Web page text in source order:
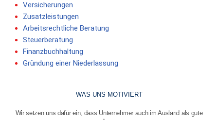
Versicherungen
Zusatzleistungen
Arbeitsrechtliche Beratung
Steuerberatung
Finanzbuchhaltung
Gründung einer Niederlassung
WAS UNS MOTIVIERT
Wir setzen uns dafür ein, dass Unternehmer auch im Ausland als gute